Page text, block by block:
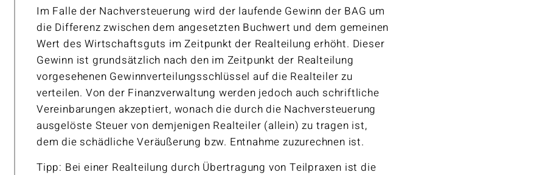
Im Falle der Nachversteuerung wird der laufende Gewinn der BAG um
die Differenz zwischen dem angesetzten Buchwert und dem gemeinen
Wert des Wirtschaftsguts im Zeitpunkt der Realteilung erhöht. Dieser
Gewinn ist grundsätzlich nach den im Zeitpunkt der Realteilung
vorgesehenen Gewinnverteilungsschlüssel auf die Realteiler zu
verteilen. Von der Finanzverwaltung werden jedoch auch schriftliche
Vereinbarungen akzeptiert, wonach die durch die Nachversteuerung
ausgelöste Steuer von demjenigen Realteiler (allein) zu tragen ist,
dem die schädliche Veräußerung bzw. Entnahme zuzurechnen ist.
Tipp: Bei einer Realteilung durch Übertragung von Teilpraxen ist die